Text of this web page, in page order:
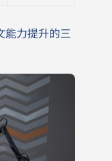
能力提升的三